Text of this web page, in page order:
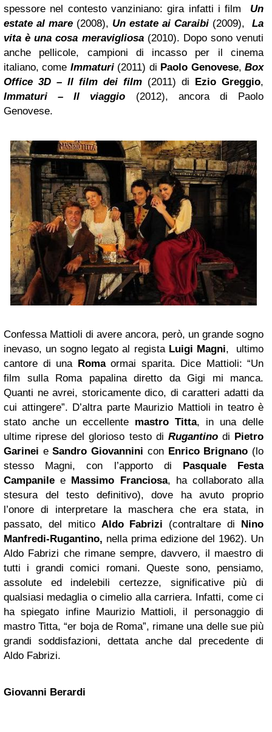
spessore nel contesto vanziniano: gira infatti i film Un
estate al mare (2008), Un estate ai Caraibi (2009), La
vita è una cosa meravigliosa(2010). Dopo sono venuti
anche pellicole, campioni di incasso per il cinema
italiano, come Immaturi(2011) di Paolo Genovese,Box
Office 3D – Il film dei film (2011) di Ezio Greggio,
Immaturi – Il viaggio (2012), ancora di Paolo
Genovese.
Confessa Mattioli di avere ancora, però, un grande sogno
inevaso, un sogno legato al regista Luigi Magni, ultimo
cantore di una Romaormai sparita. Dice Mattioli: “Un
film sulla Roma papalina diretto da Gigi mi manca.
Quanti ne avrei, storicamente dico, di caratteri adatti da
cui attingere”. D’altra parte Maurizio Mattioli in teatro è
stato anche un eccellente mastro Titta, in una delle
ultime riprese del glorioso testo di Rugantinodi Pietro
Garinei eSandro Giovannini con Enrico Brignano (lo
stesso Magni, con l’apporto di Pasquale Festa
Campanile e Massimo Franciosa, ha collaborato alla
stesura del testo definitivo), dove ha avuto proprio
l’onore di interpretare la maschera che era stata, in
passato, del mitico Aldo Fabrizi (contraltare di Nino
Manfredi-Rugantino, nella prima edizione del 1962). Un
Aldo Fabrizi che rimane sempre, davvero, il maestro di
tutti i grandi comici romani. Queste sono, pensiamo,
assolute ed indelebili certezze, significative più di
qualsiasi medaglia o cimelio alla carriera. Infatti, come ci
ha spiegato infine Maurizio Mattioli, il personaggio di
mastro Titta, “er boja de Roma”, rimane una delle sue più
grandi soddisfazioni, dettata anche dal precedente di
Aldo Fabrizi.
Giovanni Berardi